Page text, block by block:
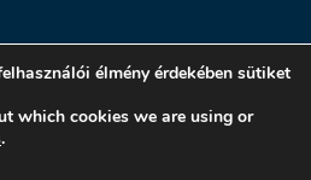
élmény érdekében sütiket
which cookies we are using or
.